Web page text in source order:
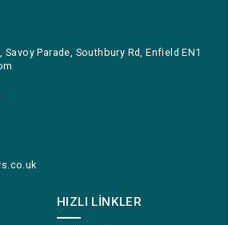
Parade, Southbury Rd, Enfield EN1
HIZLI LINKLER